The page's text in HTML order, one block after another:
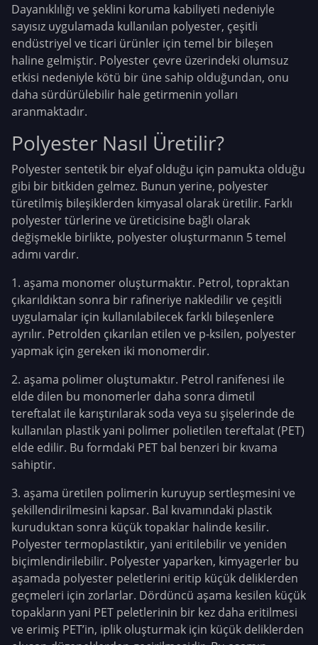
Dayanıklılığı ve şeklini koruma kabiliyeti nedeniyle
sayısız uygulamada kullanılan polyester, çeşitli
endüstriyel ve ticari ürünler için temel bir bileşen
haline gelmiştir. Polyester çevre üzerindeki olumsuz
etkisi nedeniyle kötü bir üne sahip olduğundan, onu
daha sürdürülebilir hale getirmenin yolları
aranmaktadır.
Polyester Nasıl Üretilir?
Polyester sentetik bir elyaf olduğu için pamukta olduğu
gibi bir bitkiden gelmez. Bunun yerine, polyester
türetilmiş bileşiklerden kimyasal olarak üretilir. Farklı
polyester türlerine ve üreticisine bağlı olarak
değişmekle birlikte, polyester oluşturmanın 5 temel
adımı vardır.
1. aşama monomer oluşturmaktır. Petrol, topraktan
çıkarıldıktan sonra bir rafineriye nakledilir ve çeşitli
uygulamalar için kullanılabilecek farklı bileşenlere
ayrılır. Petrolden çıkarılan etilen ve p-ksilen, polyester
yapmak için gereken iki monomerdir.
2. aşama polimer oluştumaktır. Petrol ranifenesi ile
elde dilen bu monomerler daha sonra dimetil
tereftalat ile karıştırılarak soda veya su şişelerinde de
kullanılan plastik yani polimer polietilen tereftalat (PET)
elde edilir. Bu formdaki PET bal benzeri bir kıvama
sahiptir.
3. aşama üretilen polimerin kuruyup sertleşmesini ve
şekillendirilmesini kapsar. Bal kıvamındaki plastik
kuruduktan sonra küçük topaklar halinde kesilir.
Polyester termoplastiktir, yani eritilebilir ve yeniden
biçimlendirilebilir. Polyester yaparken, kimyagerler bu
aşamada polyester peletlerini eritip küçük deliklerden
geçmeleri için zorlarlar. Dördüncü aşama kesilen küçük
topakların yani PET peletlerinin bir kez daha eritilmesi
ve erimiş PET’in, iplik oluşturmak için küçük deliklerden